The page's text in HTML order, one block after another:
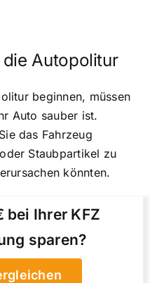
Autopolitur
beginnen, müssen
Auto sauber ist.
das Fahrzeug
Staubpartikel zu
könnten.
bei Ihrer KFZ
sparen?